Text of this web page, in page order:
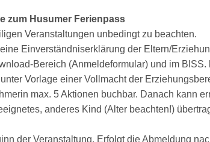
zum Husumer Ferienpass
Veranstaltungen unbedingt zu beachten.
Einverständniserklärung der Eltern/
Bereich (Anmeldeformular) und im BISS.
Vorlage einer Vollmacht der
max. 5 Aktionen buchbar. Danach kann
anderes Kind (Alter beachten!)
der Veranstaltung. Erfolgt die Abmeldung